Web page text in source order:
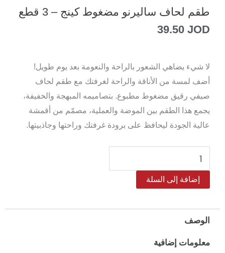
طقم لحاف ساليرنو مضغوط كينج – 3 قطع
39.50 JOD
لا شيء يضاهي الشعور بالراحة والنعومة بعد يوم طويل!
أضف لمسة من الأناقة والراحة لغرفتك مع طقم لحاف
صيفي رقيق مضغوط مطبوع. بتصاميمه المبهجة والخفيفة،
يجمع هذا الطقم بين الموضة والعملية، مصمّم من أقمشة
عالية الجودة ليحافظ على برودة غرفتك وراحتها وجاذبيتها.
كمية
طقم
لحاف
مضغوط
–
إضافة إلى السلة
الوصف
معلومات إضافية